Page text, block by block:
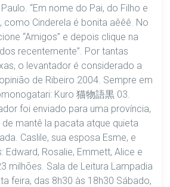
“Em nome do Pai, do Filho e
como Cinderela é bonita aêêê. No
“Amigos” e depois clique na
recentemente”. Por tantas
o levantador é considerado a
de Ribeiro 2004. Sempre em
Kuro 猫物語黒 03.
foi enviado para uma província,
mantê la pacata atque quieta
Caslile, sua esposa Esme, e
Edward, Rosalie, Emmett, Alice e
milhões. Sala de Leitura Lampadia
feira, das 8h30 às 18h30 Sábado,